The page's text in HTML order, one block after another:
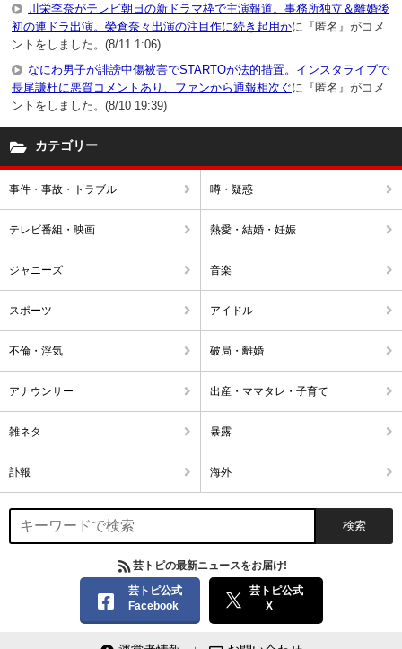
川栄李奈がテレビ朝日の新ドラマ枠で主演報道。事務所独立＆離婚後
初の連ドラ出演。榮倉奈々出演の注目作に続き起用かに『匿名』がコメ
ントをしました。(8/11 1:06)
なにわ男子が誹謗中傷被害でSTARTOが法的措置。インスタライブで
長尾謙杜に悪質コメントあり、ファンから通報相次ぐに『匿名』がコメ
ントをしました。(8/10 19:39)
カテゴリー
事件・事故・トラブル 噂・疑惑
テレビ番組・映画 熱愛・結婚・妊娠
ジャニーズ 音楽
スポーツ アイドル
不倫・浮気 破局・離婚
アナウンサー 出産・ママタレ・子育て
雑ネタ 暴露
訃報 海外
芸トピの最新ニュースをお届け!
芸トピ公式
Facebook
芸トピ公式
X